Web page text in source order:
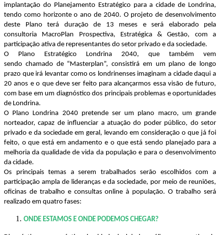
implantação do Planejamento Estratégico para a cidade de Londrina,
tendo como horizonte o ano de 2040. O projeto de desenvolvimento
deste Plano terá duração de 13 meses e será elaborado pela
consultoria MacroPlan Prospectiva, Estratégica & Gestão, com a
participação ativa de representantes do setor privado e da sociedade.
O Plano Estratégico Londrina 2040, que também vem
sendo chamado de “Masterplan”, consistirá em um plano de longo
prazo que irá levantar como os londrinenses imaginam a cidade daqui a
20 anos e o que deve ser feito para alcançarmos essa visão de futuro,
com base em um diagnóstico dos principais problemas e oportunidades
de Londrina.
O Plano Londrina 2040 pretende ser um plano macro, um grande
norteador, capaz de influenciar a atuação do poder público, do setor
privado e da sociedade em geral, levando em consideração o que já foi
feito, o que está em andamento e o que está sendo planejado para a
melhoria da qualidade de vida da população e para o desenvolvimento
da cidade.
Os principais temas a serem trabalhados serão escolhidos com a
participação ampla de lideranças e da sociedade, por meio de reuniões,
oficinas de trabalho e consultas online à população. O trabalho será
realizado em quatro fases:
ONDE ESTAMOS E ONDE PODEMOS CHEGAR?